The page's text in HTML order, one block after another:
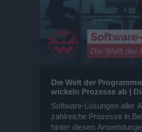
Die Welt der
wickeln Prozesse ab |
Software-Lösungen aller
zahlreiche Prozesse in
hinter diesen